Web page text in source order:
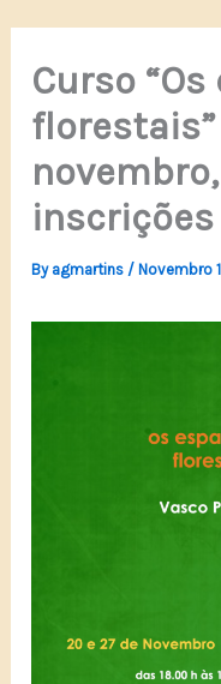
Curso
By agmartins / Novembro